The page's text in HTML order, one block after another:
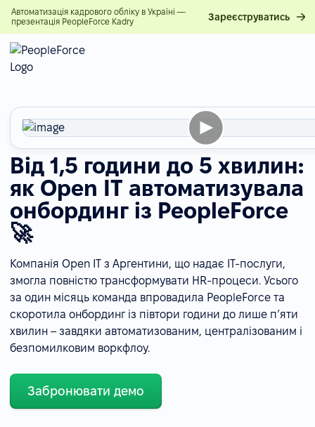
Автоматизація кадрового обліку в Україні —
презентація PeopleForce Kadry
Зареєструватись
Від 1,5 години до 5 хвилин:
як Open IT автоматизувала
онбординг із PeopleForce
🚀
Компанія Open IT з Аргентини, що надає IT-послуги,
змогла повністю трансформувати HR-процеси. Усього
за один місяць команда впровадила PeopleForce та
скоротила онбординг із півтори години до лише п’яти
хвилин – завдяки автоматизованим, централізованим і
безпомилковим воркфлоу.
Забронювати демо